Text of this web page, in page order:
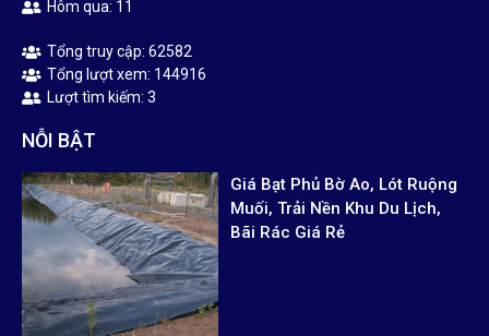
Chính Sách Bảo Mật
Chính Sách Bảo Hành
Chính Sách Thanh Toán
Chính Sách Vận Chuyển
Chính Sách Hỗ Trợ
https://hoaphatdat.net.vn/
Thống Kê Truy Cập
Online: 0
Hôm nay: 6
Hôm qua: 11
Tổng truy cập: 62582